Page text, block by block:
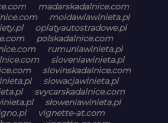
madarskadalnice.com
moldawiawinieta.pl
oplatyautostradowe.pl
polskadalnice.com
rumuniawinieta.pl
sloveniawinieta.pl
slovinskadalnice.com
slowacjawinieta.pl
svycarskadalnice.com
słoweniawinieta.pl
vignette-at.com